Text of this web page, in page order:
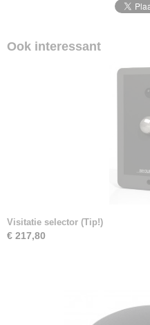
Ook interessant
Visitatie selector (Tip!)
€ 217,80